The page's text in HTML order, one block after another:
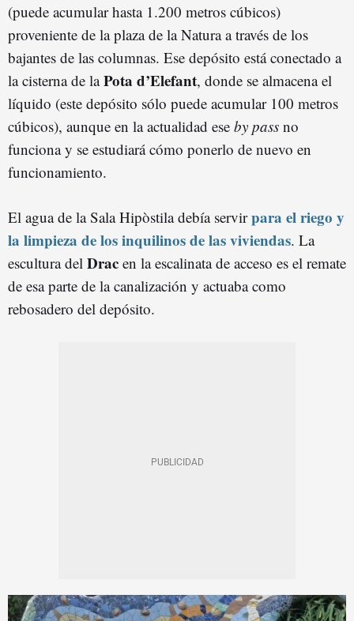
(puede acumular hasta 1.200 metros cúbicos)
proveniente de la plaza de la Natura a través de los
bajantes de las columnas. Ese depósito está conectado a
la cisterna de laPota d’Elefant, donde se almacena el
líquido (este depósito sólo puede acumular 100 metros
cúbicos), aunque en la actualidad ese by pass no
funciona y se estudiará cómo ponerlo de nuevo en
funcionamiento.
El agua de la Sala Hipòstila debía servirpara el riego y
la limpieza de los inquilinos de las viviendas. La
escultura del Drac en la escalinata de acceso es el remate
de esa parte de la canalización y actuaba como
rebosadero del depósito.